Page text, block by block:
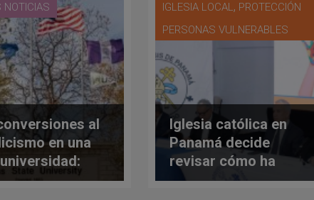
NOTICIAS
al
en una
en dónde está
IGLESIA LOCAL, PROTECCIÓN
PERSONAS VULNERABLES
Iglesia católica en
Panamá decide
revisar cómo ha
actuado ante